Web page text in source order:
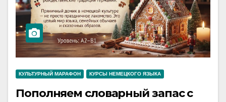
КУЛЬТУРНЫЙ МАРАФОН КУРСЫ НЕМЕЦКОГО ЯЗЫКА
Пополняем словарный запас с